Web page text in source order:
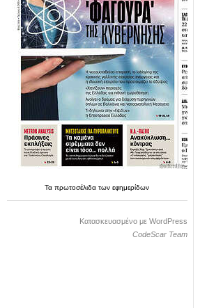
Ταπρωτοσέλιδατωνεφημερίδων
Κατασκευασμένο με WordPress
CodeScar Team